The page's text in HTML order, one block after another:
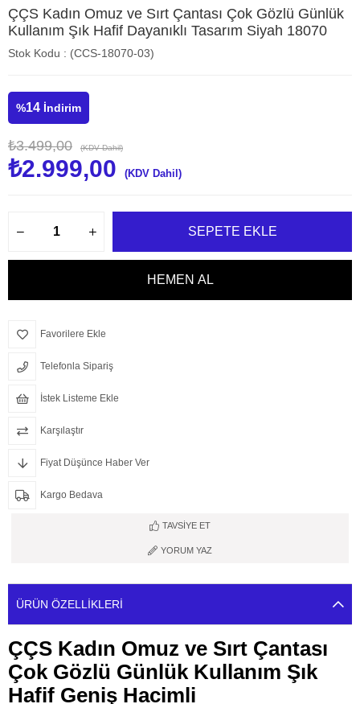
ÇÇS Kadın Omuz ve Sırt Çantası Çok Gözlü Günlük
Kullanım Şık Hafif Dayanıklı Tasarım Siyah 18070
Stok Kodu (CCS-18070-03)
%14 İndirim
₺3.499,00 (KDV Dahil)
₺2.999,00 (KDV Dahil)
Favorilere Ekle
Telefonla Sipariş
İstek Listeme Ekle
Karşılaştır
Fiyat Düşünce Haber Ver
Kargo Bedava
TAVSIYE ET
YORUM YAZ
ÜRÜN ÖZELLIKLERI
ÇÇS Kadın Omuz ve Sırt Çantası
Çok Gözlü Günlük Kullanım Şık
Hafif Geniş Hacimli